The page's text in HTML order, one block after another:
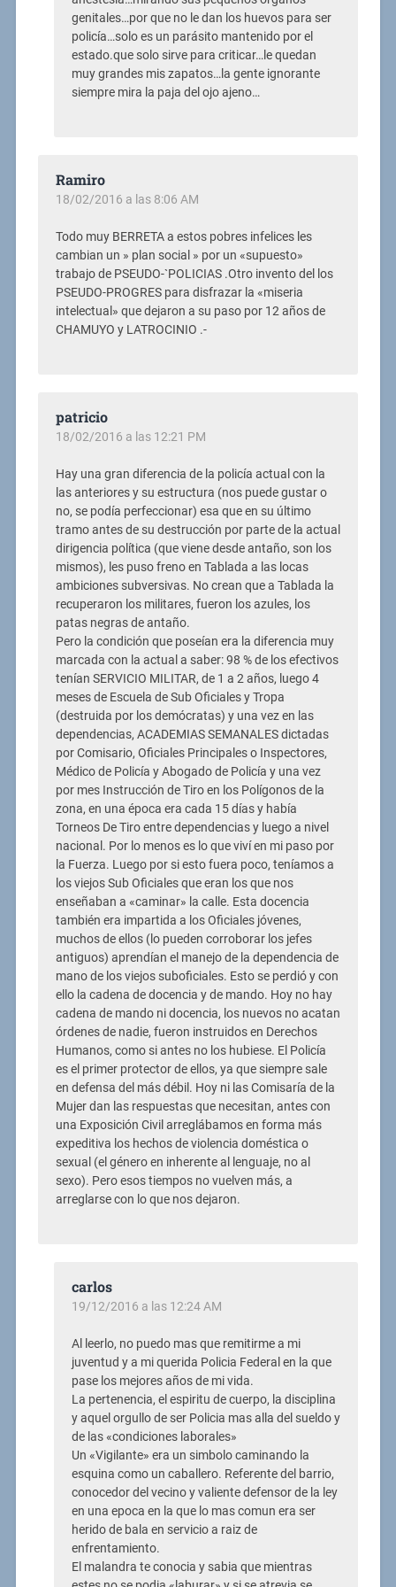
genitales…por que no le dan los huevos para ser
policía…solo es un parásito mantenido por el
estado.que solo sirve para criticar…le quedan
muy grandes mis zapatos…la gente ignorante
siempre mira la paja del ojo ajeno…
Ramiro
18/02/2016 a las 8:06 AM
Todo muy BERRETA a estos pobres infelices les
cambian un » plan social » por un «supuesto»
trabajo de PSEUDO-`POLICIAS .Otro invento del los
PSEUDO-PROGRES para disfrazar la «miseria
intelectual» que dejaron a su paso por 12 años de
CHAMUYO y LATROCINIO .-
patricio
18/02/2016 a las 12:21 PM
Hay una gran diferencia de la policía actual con la
las anteriores y su estructura (nos puede gustar o
no, se podía perfeccionar) esa que en su último
tramo antes de su destrucción por parte de la actual
dirigencia política (que viene desde antaño, son los
mismos), les puso freno en Tablada a las locas
ambiciones subversivas. No crean que a Tablada la
recuperaron los militares, fueron los azules, los
patas negras de antaño.
Pero la condición que poseían era la diferencia muy
marcada con la actual a saber: 98 % de los efectivos
tenían SERVICIO MILITAR, de 1 a 2 años, luego 4
meses de Escuela de Sub Oficiales y Tropa
(destruida por los demócratas) y una vez en las
dependencias, ACADEMIAS SEMANALES dictadas
por Comisario, Oficiales Principales o Inspectores,
Médico de Policía y Abogado de Policía y una vez
por mes Instrucción de Tiro en los Polígonos de la
zona, en una época era cada 15 días y había
Torneos De Tiro entre dependencias y luego a nivel
nacional. Por lo menos es lo que viví en mi paso por
la Fuerza. Luego por si esto fuera poco, teníamos a
los viejos Sub Oficiales que eran los que nos
enseñaban a «caminar» la calle. Esta docencia
también era impartida a los Oficiales jóvenes,
muchos de ellos (lo pueden corroborar los jefes
antiguos) aprendían el manejo de la dependencia de
mano de los viejos suboficiales. Esto se perdió y con
ello la cadena de docencia y de mando. Hoy no hay
cadena de mando ni docencia, los nuevos no acatan
órdenes de nadie, fueron instruidos en Derechos
Humanos, como si antes no los hubiese. El Policía
es el primer protector de ellos, ya que siempre sale
en defensa del más débil. Hoy ni las Comisaría de la
Mujer dan las respuestas que necesitan, antes con
una Exposición Civil arreglábamos en forma más
expeditiva los hechos de violencia doméstica o
sexual (el género en inherente al lenguaje, no al
sexo). Pero esos tiempos no vuelven más, a
arreglarse con lo que nos dejaron.
carlos
19/12/2016 a las 12:24 AM
Al leerlo, no puedo mas que remitirme a mi
juventud y a mi querida Policia Federal en la que
pase los mejores años de mi vida.
La pertenencia, el espiritu de cuerpo, la disciplina
y aquel orgullo de ser Policia mas alla del sueldo y
de las «condiciones laborales»
Un «Vigilante» era un simbolo caminando la
esquina como un caballero. Referente del barrio,
conocedor del vecino y valiente defensor de la ley
en una epoca en la que lo mas comun era ser
herido de bala en servicio a raiz de
enfrentamiento.
El malandra te conocia y sabia que mientras